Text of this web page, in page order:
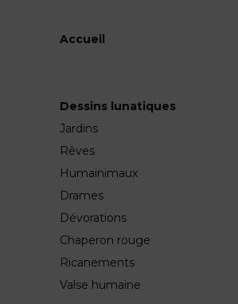
Accueil
Dessins lunatiques
Jardins
Rêves
Humainimaux
Drames
Dévorations
Chaperon rouge
Ricanements
Valse humaine